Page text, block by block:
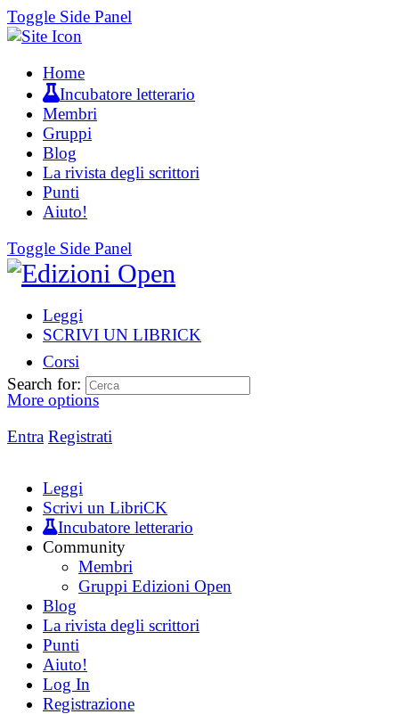
Toggle Side Panel
Home
Incubatore letterario
Membri
Gruppi
Blog
La rivista degli scrittori
Punti
Aiuto!
Toggle Side Panel
Leggi
SCRIVI UN LIBRICK
Corsi
More options
Entra Registrati
Search for:
Leggi
Scrivi un LibriCK
Incubatore letterario
Community
Membri
Gruppi Edizioni Open
Blog
La rivista degli scrittori
Punti
Aiuto!
Log In
Registrazione